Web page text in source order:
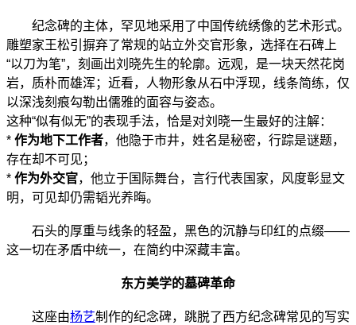
纪念碑的主体，罕见地采用了中国传统绣像的艺术形式。
雕塑家王松引摒弃了常规的站立外交官形象，选择在石碑上
“以刀为笔”，刻画出刘晓先生的轮廓。远观，是一块天然花岗
岩，质朴而雄浑；近看，人物形象从石中浮现，线条简练，仅
以深浅刻痕勾勒出儒雅的面容与姿态。
这种“似有似无”的表现手法，恰是对刘晓一生最好的注解：
* 作为地下工作者，他隐于市井，姓名是秘密，行踪是谜题，
存在却不可见；
* 作为外交官，他立于国际舞台，言行代表国家，风度彰显文
明，可见却仍需韬光养晦。
石头的厚重与线条的轻盈，黑色的沉静与印红的点缀——
这一切在矛盾中统一，在简约中深藏丰富。
东方美学的墓碑革命
这座由杨艺制作的纪念碑，跳脱了西方纪念碑常见的写实